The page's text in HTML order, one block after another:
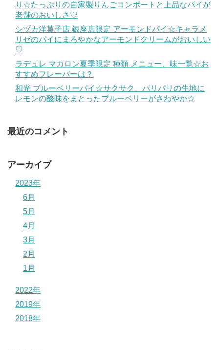
り☆たっぷりの自家製りんごコンポートと上品なパイが
老舗のおいしさ♡
シヅカ洋菓子店 銀座店限定 アーモンドパイ☆キャラメ
リゼのパイにまろやかなアーモンドクリームがおいしい
♡
ラデュレ マカロン夏季限定 種類 メニュー、味一覧☆お
すすめフレーバーは？
和光 ブルーベリーパイ☆サクサク、パリパリの生地に
レモンの酸味をまとったブルーベリーがさわやか☆
最近のコメント
アーカイブ
2023年
6月
5月
4月
3月
2月
1月
2022年
2019年
2018年